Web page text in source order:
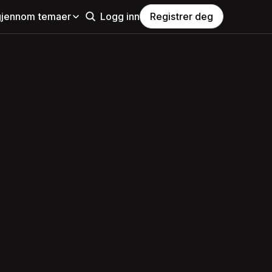
temaer Logg inn Registrer deg